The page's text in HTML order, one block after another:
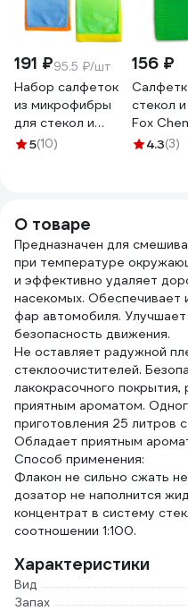
191 ₽95.5 ₽/шт
Набор салфеток
из микрофибры
для стекол и
зеркал ANTELLA 2
5(10)
156 ₽
стекол
Fox
4.3(3)
О товаре
Предназначен для
при температуре
и эффективно удаляет
насекомых. Обеспечивает
фар автомобиля.
безопасность движения.
Не оставляет радужной
стеклоочистителей.
лакокрасочного
приятным ароматом.
приготовления 25 литров
Обладает приятным
Способ применения:
Флакон не сильно сжать
дозатор не наполнится
концентрат в систему
соотношении 1:100.
Характеристики
Вид
Запах